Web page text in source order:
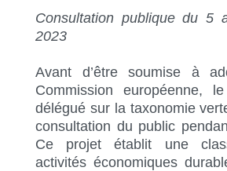
Consultation publique du 5
2023
Avant d’être soumise à
Commission européenne,
délégué sur la taxonomie
consultation du public
Ce projet établit une
activités économiques